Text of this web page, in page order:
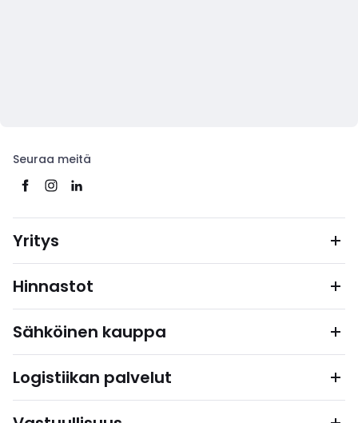
Seuraa meitä
Yritys
Hinnastot
Sähköinen kauppa
Logistiikan palvelut